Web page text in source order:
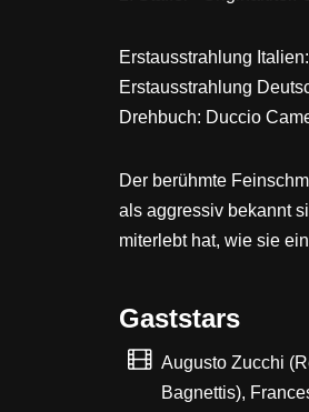
Erstausstrahlung
Erstausstrahlung
Drehbuch: Duccio
Der berühmte
als aggressiv bekannt
miterlebt hat, wie sie
Gaststars
Augusto Zucchi
Bagnettis),